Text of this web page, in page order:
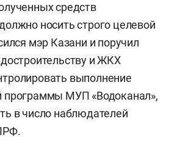
средств
носить строго целевой
мэр Казани и поручил
и ЖКХ
выполнение
программы МУП «Водоканал»,
в число наблюдателей